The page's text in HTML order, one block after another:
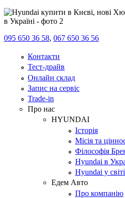
095 650 36 58, 067 650 36 56
Контакти
Тест-драйв
Онлайн склад
Запис на сервіс
Trade-in
Про нас
HYUNDAI
Історія
Місія та
Філософія
Hyundai в
Hyundai у світі
Едем Авто
Про компанію